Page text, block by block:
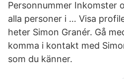
Personnummer Inkomster
alla personer i … Visa
heter Simon Granér. Gå
komma i kontakt med
som du känner.